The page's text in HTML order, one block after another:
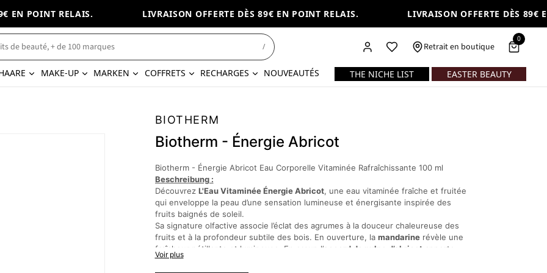
EN POINT RELAIS. LIVRAISON OFFERTE DÈS 89€ EN POINT RELAIS. LIVRAISON OFFERTE DÈS 89€
/ Retrait en boutique
0
MAKE-UP MARKEN COFFRETS RECHARGES NOUVEAUTÉS THE NICHE LIST EASTER BEAUTY
BIOTHERM
Biotherm - Énergie Abricot
Biotherm - Énergie Abricot Eau Corporelle Vitaminée Rafraîchissante 100 ml
Beschreibung :
Découvrez L'Eau Vitaminée Énergie Abricot, une eau vitaminée fraîche et fruitée
qui enveloppe la peau d’une sensation lumineuse et énergisante inspirée des
fruits baignés de soleil.
Sa signature olfactive associe l’éclat des agrumes à la douceur chaleureuse des
fruits et à la profondeur subtile des bois. En ouverture, la mandarinerévèle une
fraîcheur pétillante et lumineuse. En cœur, l’accord de pulpe d’abricot apporte
une dimension fruitée, veloutée et solaire qui donne toute sa personnalité à la
Voir plus